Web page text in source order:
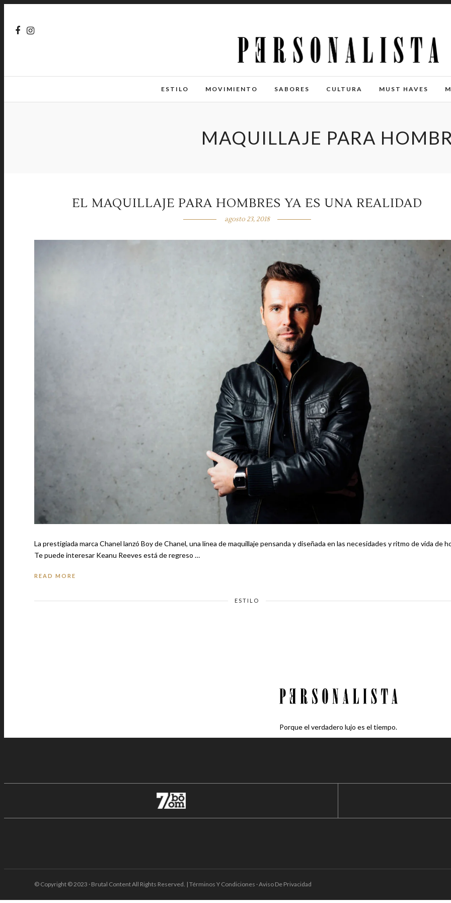
ESTILO MOVIMIENTO SABORES CULTURA MUST HAVES
MAQUILLAJE PARA
EL MAQUILLAJE PARA HOMBRES YA ES UNA REALIDAD
agosto 23, 2018
La prestigiada marca Chanel lanzó Boy de Chanel, una línea de maquillaje pensanda y diseñada en las necesidades y ritmo de vida de
Te puede interesar Keanu Reeves está de regreso …
READ MORE
ESTILO
Porque el verdadero lujo es el tiempo.
© Copyright © 2023 · Brutal Content All Rights Reserved. | Términos Y Condiciones · Aviso De Privacidad